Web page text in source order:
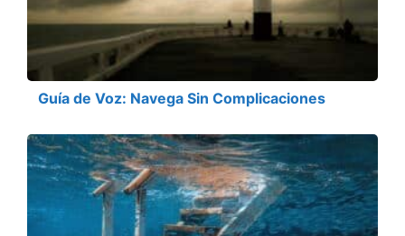
Guía de Voz: Navega Sin Complicaciones